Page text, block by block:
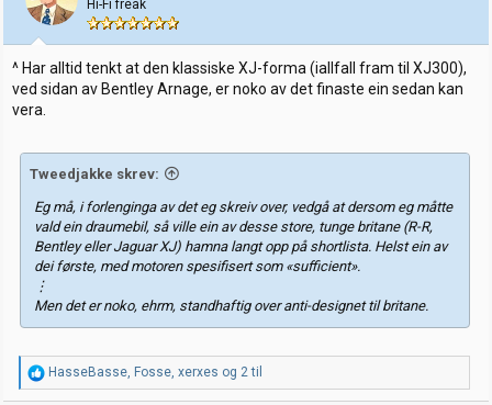
n
e
r
Hi-Fi freak
^ Har alltid tenkt at den klassiske XJ-forma (iallfall fram til XJ300),
ved sidan av Bentley Arnage, er noko av det finaste ein sedan kan
vera.
Tweedjakke skrev:
Eg må, i forlenginga av det eg skreiv over, vedgå at dersom eg måtte
valdeindraumebil, så ville ein av desse store, tunge britane (R-R,
Bentley eller Jaguar XJ) hamna langt opp på shortlista. Helst ein av
dei første, med motoren spesifisert som «sufficient».
⋮
Men det er noko, ehrm, standhaftig over anti-designet til britane.
R
e
HasseBasse Fosse xerxes og 2 til